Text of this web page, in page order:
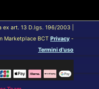
ex art. 13 D.lgs. 196/2003 |
Marketplace BCT Privacy-
Termini d'uso